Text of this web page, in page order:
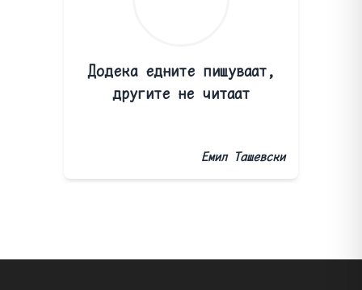
Додека едните пишуваат,
другите не читаат
Емил Ташевски